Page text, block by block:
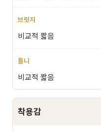
비교적 짧음
비교적 짧음
착용감